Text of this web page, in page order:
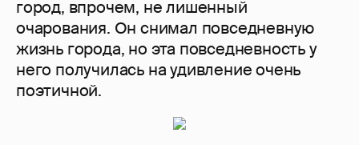
город, впрочем, не лишенный
очарования. Он снимал повседневную
жизнь города, но эта повседневность у
него получилась на удивление очень
поэтичной.